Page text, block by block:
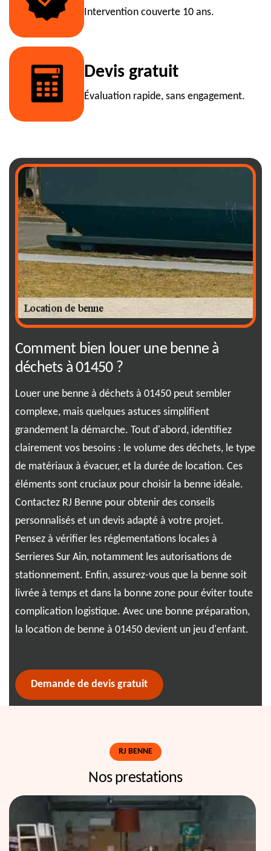
Intervention couverte 10 ans.
Devis gratuit
Évaluation rapide, sans engagement.
Comment bien louer une benne à
déchets à 01450 ?
Louer une benne à déchets à 01450 peut sembler
complexe, mais quelques astuces simplifient
grandement la démarche. Tout d'abord, identifiez
clairement vos besoins : le volume des déchets, le type
de matériaux à évacuer, et la durée de location. Ces
éléments sont cruciaux pour choisir la benne idéale.
Contactez RJ Benne pour obtenir des conseils
personnalisés et un devis adapté à votre projet.
Pensez à vérifier les réglementations locales à
Serrieres Sur Ain, notamment les autorisations de
stationnement. Enfin, assurez-vous que la benne soit
livrée à temps et dans la bonne zone pour éviter toute
complication logistique. Avec une bonne préparation,
la location de benne à 01450 devient un jeu d'enfant.
Demande de devis gratuit
RJ BENNE
Nos prestations